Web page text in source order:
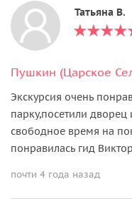
Татьяна В.
Экскурсия очень
парку,посетили
свободное время на
понравилась гид
почти 4 года назад